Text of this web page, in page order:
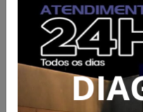
Publicado em 07/08/2026 às